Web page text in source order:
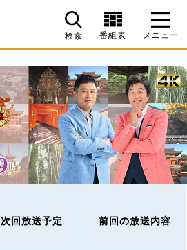
検索 番組表 メニュー
次回放送予定 前回の放送内容